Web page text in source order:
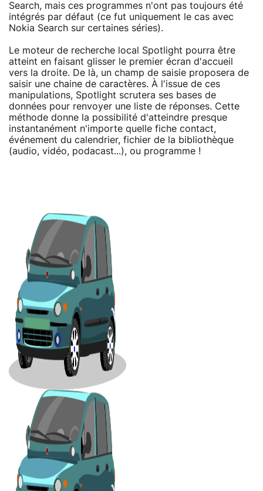
Search, mais ces programmes n'ont pas toujours été
intégrés par défaut (ce fut uniquement le cas avec
Nokia Search sur certaines séries).
Le moteur de recherche local Spotlight pourra être
atteint en faisant glisser le premier écran d'accueil
vers la droite. De là, un champ de saisie proposera de
saisir une chaine de caractères. À l'issue de ces
manipulations, Spotlight scrutera ses bases de
données pour renvoyer une liste de réponses. Cette
méthode donne la possibilité d'atteindre presque
instantanément n'importe quelle fiche contact,
événement du calendrier, fichier de la bibliothèque
(audio, vidéo, podacast...), ou programme !